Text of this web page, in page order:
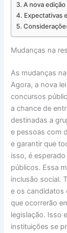
A nova edição
Expectativas
Mudanças na
As mudanças
Agora, a nova
concursos
a chance de
destinadas a
e pessoas com
e garantir que
isso, é
públicos. Essa
inclusão social.
e os candidatos
que ocorrerão
legislação. Isso
instituições se